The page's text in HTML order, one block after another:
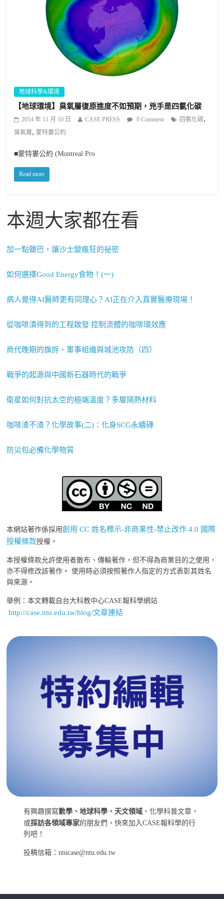
地球科學&環境
【地球環境】臭氧層復原進度不如預期，兇手是四氯化碳
2014 年 11 月 10 日 CASE PRESS 0 Comment 四氯化碳,
臭氧層,蒙特婁公約
■蒙特婁公約 (Montreal Pro
Read more
本週大家都在看
加一點鹽巴，讓沙士變瘋狂的祕密
如何選擇Good Energy食物！(一)
病人覺得AI醫師更有同理心？AI正在介入真實醫療現場！
從咖啡漬得到的工程啟發 控制流體的咖啡環效應
商代晚期的旗斿、軍事組織與城池攻防（四）
戰爭的起源與中國新石器時代的戰爭
衛星如何對抗太空的極端溫度？多層隔熱材料
咖啡渣不渣？化學故事(二)：化身SCG永續磚
防災包必備化學物質
本網站著作係採用創用 CC 姓名標示-非商業性-禁止改作 4.0 國際
授權條款授權。
本授權條款允許使用者散布、傳輸著作，但不得為商業目的之使用，
亦不得修改該著作。 使用時必須按照著作人指定的方式表彰其姓名
與來源。
舉例：本文轉載自台大科教中心CASE報科學網站
http://case.ntu.edu.tw/blog/文章連結
有興趣撰寫數學、地球科學、天文領域 、化學科普文章，
或採訪各領域專家的朋友們，快來加入CASE報科學的行
列吧！
投稿信箱：ntucase@ntu.edu.tw